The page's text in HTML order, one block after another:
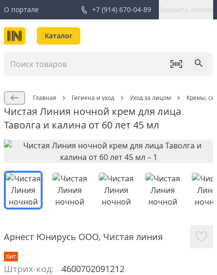
О портале +7 (914) 670-04-89 Заказать звонок
Каталог
Главная Гигиена и уход Уход за лицом Кремы,
Чистая Линия ночной крем для лица
Таволга и калина от 60 лет 45 мл
Арнест Юнирусь ООО, Чистая линия
Хит
Штрих-код:
4600702091212